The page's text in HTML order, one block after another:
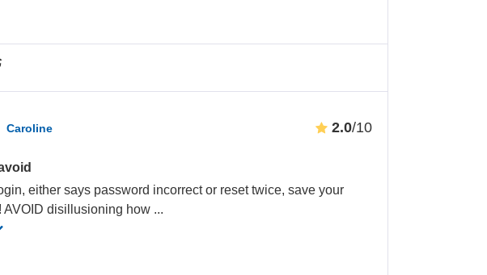
Caroline 2.0/10
either says password incorrect or reset twice, save your
AVOID disillusioning how ...